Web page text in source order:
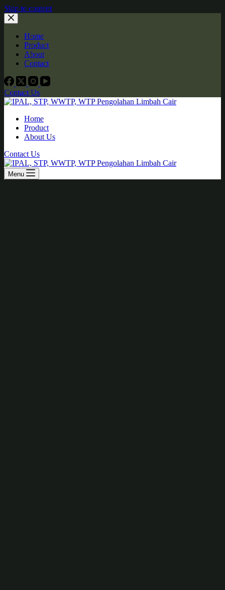
Skip to content
Home
Product
About
Contact
Contact Us
Home
Product
About Us
Contact Us
Menu